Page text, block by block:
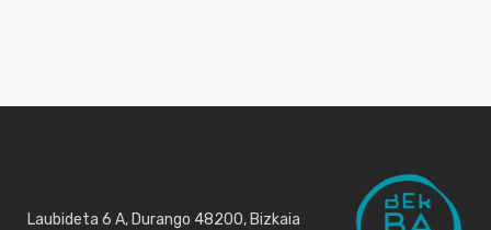
Laubideta 6 A, Durango 48200, Bizkaia